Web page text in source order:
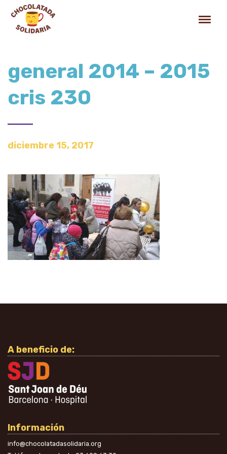
general 2014 – 2015
cris 230
diciembre 15, 2017
A beneficio de:
Información
info@chocolatadasolidaria.org